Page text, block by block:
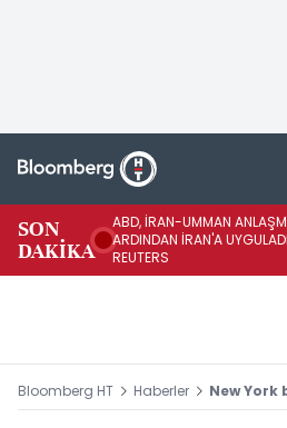
SON
DAKİKA
ABD, İRAN-UMMAN
ARDINDAN İRAN'A
REUTERS
Bloomberg HT Haberler New York